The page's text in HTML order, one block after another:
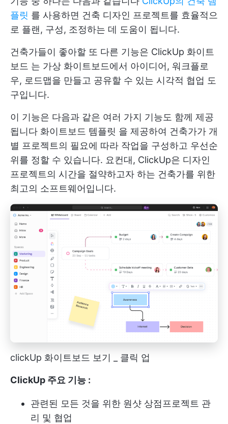
플릿 를 사용하면 건축 디자인 프로젝트를 효율적으
로 플랜, 구성, 조정하는 데 도움이 됩니다.
건축가들이 좋아할 또 다른 기능은 ClickUp 화이트
보드 는 가상 화이트보드에서 아이디어, 워크플로
우, 로드맵을 만들고 공유할 수 있는 시각적 협업 도
구입니다.
이 기능은 다음과 같은 여러 가지 기능도 함께 제공
됩니다 화이트보드 템플릿 을 제공하여 건축가가 개
별 프로젝트의 필요에 따라 작업을 구성하고 우선순
위를 정할 수 있습니다. 요컨대, ClickUp은 디자인
프로젝트의 시간을 절약하고자 하는 건축가를 위한
최고의 소프트웨어입니다.
clickUp 화이트보드 보기 _ 클릭 업
ClickUp 주요 기능 :
관련된 모든 것을 위한 원샷 상점프로젝트 관
리 및 협업